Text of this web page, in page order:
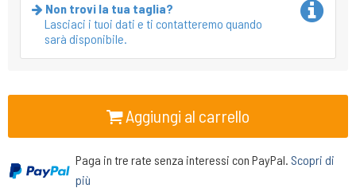
Non trovi la tua taglia?
Lasciaci i tuoi dati e ti contatteremo quando
sarà disponibile.
Aggiungi al carrello
Paga in tre rate senza interessi con PayPal. Scopri di
più